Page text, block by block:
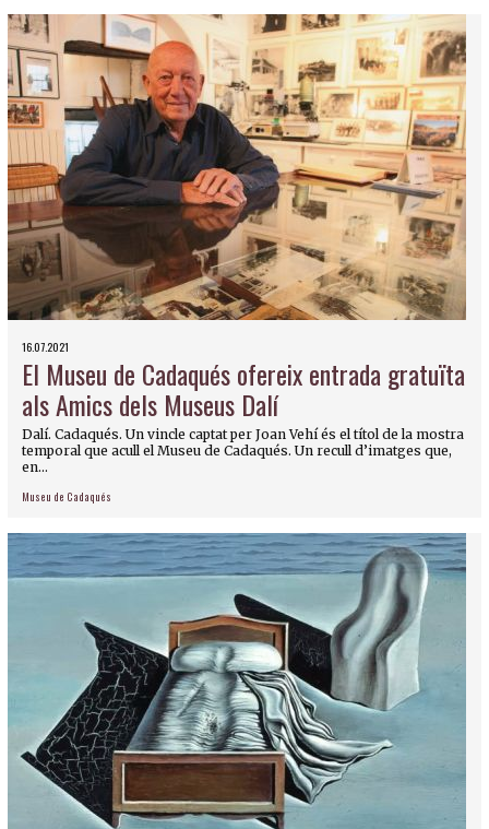
16.07.2021
El Museu de Cadaqués ofereix entrada gratuïta
als Amics dels Museus Dalí
Dalí. Cadaqués. Un vincle captat per Joan Vehí és el títol de la mostra
temporal que acull el Museu de Cadaqués. Un recull d’imatges que,
en...
Museu de Cadaqués